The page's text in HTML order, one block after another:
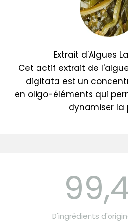
Extrait d'Algues
Cet actif extrait de
digitata est un
en oligo-éléments qui
dynamiser la
D'ingrédients